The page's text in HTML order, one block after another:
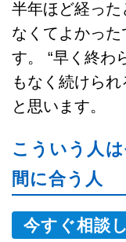
半年ほど経った
なくてよかっ
す。 “早く終わ
もなく続けら
と思います。
こういう人
間に合う人
今すぐ相談